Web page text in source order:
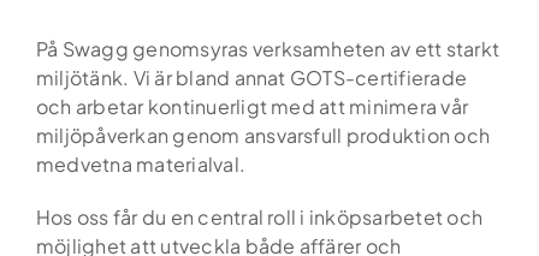
På Swagg genomsyras verksamheten av ett starkt
miljötänk. Vi är bland annat GOTS-certifierade
och arbetar kontinuerligt med att minimera vår
miljöpåverkan genom ansvarsfull produktion och
medvetna materialval.
Hos oss får du en central roll i inköpsarbetet och
möjlighet att utveckla både affärer och
Om oss
Kontakt
Podden Ärligt talat